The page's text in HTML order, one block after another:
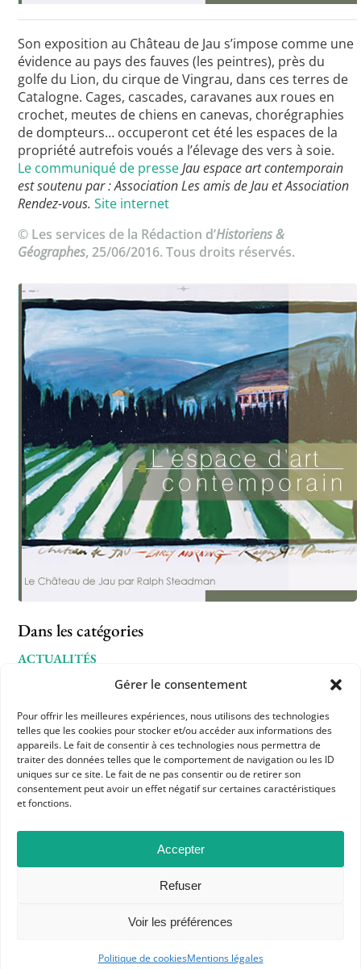
Gérer le consentement
Pour offrir les meilleures expériences, nous utilisons des technologies
telles que les cookies pour stocker et/ou accéder aux informations des
appareils. Le fait de consentir à ces technologies nous permettra de
traiter des données telles que le comportement de navigation ou les ID
uniques sur ce site. Le fait de ne pas consentir ou de retirer son
consentement peut avoir un effet négatif sur certaines caractéristiques
et fonctions.
Accepter
Refuser
Voir les préférences
Politique de cookiesMentions légales
Son exposition au Château de Jau s’impose comme une
évidence au pays des fauves (les peintres), près du
golfe du Lion, du cirque de Vingrau, dans ces terres de
Catalogne. Cages, cascades, caravanes aux roues en
crochet, meutes de chiens en canevas, chorégraphies
de dompteurs… occuperont cet été les espaces de la
propriété autrefois voués a l’élevage des vers à soie.
Le communiqué de presse Jau espace art contemporain
est soutenu par : Association Les amis de Jau et Association
Rendez-vous. Site internet
© Les services de la Rédaction d’Historiens &
Géographes, 25/06/2016. Tous droits réservés.
Dans les catégories
ACTUALITÉS
L'APHG VOUS SIGNALE
APHG
Association des professeurs d'histoire et géographie
BP 6541 – 75065 Paris Cedex 02